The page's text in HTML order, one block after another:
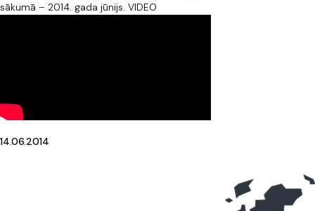
sākumā – 2014. gada jūnijs. VIDEO
14.06.2014